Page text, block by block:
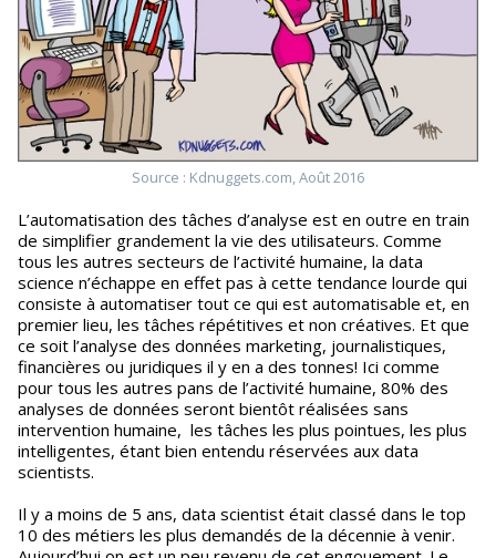
Source : Kdnuggets.com, Août 2016
L’automatisation des tâches d’analyse est en outre en train
de simplifier grandement la vie des utilisateurs. Comme
tous les autres secteurs de l’activité humaine, la data
science n’échappe en effet pas à cette tendance lourde qui
consiste à automatiser tout ce qui est automatisable et, en
premier lieu, les tâches répétitives et non créatives. Et que
ce soit l’analyse des données marketing, journalistiques,
financières ou juridiques il y en a des tonnes! Ici comme
pour tous les autres pans de l’activité humaine, 80% des
analyses de données seront bientôt réalisées sans
intervention humaine, les tâches les plus pointues, les plus
intelligentes, étant bien entendu réservées aux data
scientists.
Il y a moins de 5 ans, data scientist était classé dans le top
10 des métiers les plus demandés de la décennie à venir.